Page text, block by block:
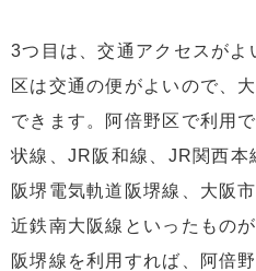
3つ目は、交通アクセスがよ
区は交通の便がよいので、
できます。阿倍野区で利用
状線、JR阪和線、JR関西本
阪堺電気軌道阪堺線、大阪
近鉄南大阪線といったもの
阪堺線を利用すれば、阿倍